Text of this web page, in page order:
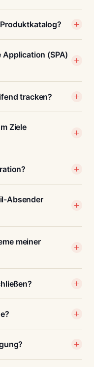
Application (SPA)
tracken?
Ziele
Absender
meiner